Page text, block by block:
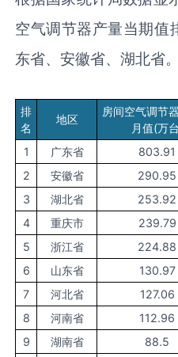
空气调节器产量当期值
东省、安徽省、湖北省。
排
名
地区
房间空气调节
月值(万
1
广东省 803.91
2
安徽省 290.95
3
湖北省 253.92
4
重庆市 239.79
5
浙江省 224.88
6
山东省 130.97
7
河北省 127.06
8
河南省 112.96
9
湖南省 88.5